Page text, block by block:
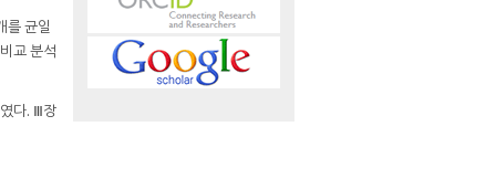
를 균일
교 분석
다. Ⅲ장